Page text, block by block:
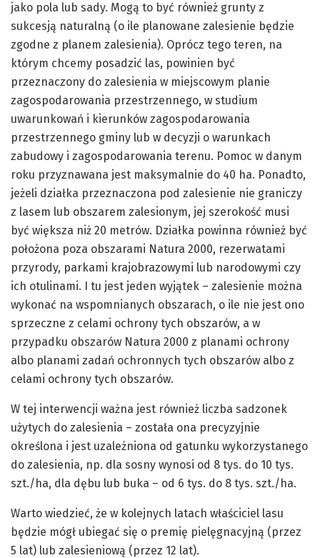
jako pola lub sady. Mogą to być również grunty z
sukcesją naturalną (o ile planowane zalesienie będzie
zgodne z planem zalesienia). Oprócz tego teren, na
którym chcemy posadzić las, powinien być
przeznaczony do zalesienia w miejscowym planie
zagospodarowania przestrzennego, w studium
uwarunkowań i kierunków zagospodarowania
przestrzennego gminy lub w decyzji o warunkach
zabudowy i zagospodarowania terenu. Pomoc w danym
roku przyznawana jest maksymalnie do 40 ha. Ponadto,
jeżeli działka przeznaczona pod zalesienie nie graniczy
z lasem lub obszarem zalesionym, jej szerokość musi
być większa niż 20 metrów. Działka powinna również być
położona poza obszarami Natura 2000, rezerwatami
przyrody, parkami krajobrazowymi lub narodowymi czy
ich otulinami. I tu jest jeden wyjątek – zalesienie można
wykonać na wspomnianych obszarach, o ile nie jest ono
sprzeczne z celami ochrony tych obszarów, a w
przypadku obszarów Natura 2000 z planami ochrony
albo planami zadań ochronnych tych obszarów albo z
celami ochrony tych obszarów.
W tej interwencji ważna jest również liczba sadzonek
użytych do zalesienia – została ona precyzyjnie
określona i jest uzależniona od gatunku wykorzystanego
do zalesienia, np. dla sosny wynosi od 8 tys. do 10 tys.
szt./ha, dla dębu lub buka – od 6 tys. do 8 tys. szt./ha.
Warto wiedzieć, że w kolejnych latach właściciel lasu
będzie mógł ubiegać się o premię pielęgnacyjną (przez
5 lat) lub zalesieniową (przez 12 lat).